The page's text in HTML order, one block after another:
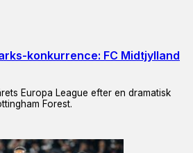
konkurrence: FC Midtjylland
Europa League efter en dramatisk
Forest.